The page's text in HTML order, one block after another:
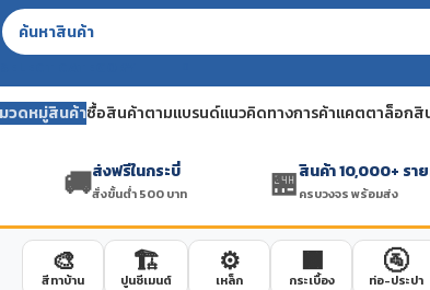
วดหมู่สินค้าซื้อสินค้าตามแบรนด์แนวคิดทางการค้าแคตตาล็อกสิ
🚚ส่งฟรีในกระบี่
สั่งขั้นต่ำ 500 บาท 🏪สินค้า 10,000+ รา
ครบวงจร พร้อมส่ง
🎨
สีทาบ้าน
🏗️
ปูนซีเมนต์
⚙️
เหล็ก
🟫
กระเบื้อง
🚰
ท่อ-ประปา